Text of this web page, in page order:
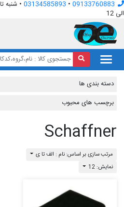
09133760883
•
03134585893
الی 12
دسته بندی ها
برچسب های محبوب
Schaffner
مرتب سازی بر اساس: نام : الف تا ی
نمایش: 12